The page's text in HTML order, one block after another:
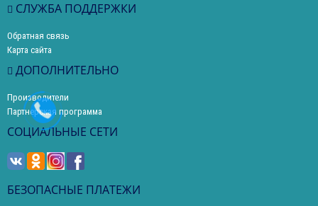
СЛУЖБА ПОДДЕРЖКИ
Обратная связь
Карта сайта
ДОПОЛНИТЕЛЬНО
Производители
Партнерская программа
СОЦИАЛЬНЫЕ СЕТИ
БЕЗОПАСНЫЕ ПЛАТЕЖИ